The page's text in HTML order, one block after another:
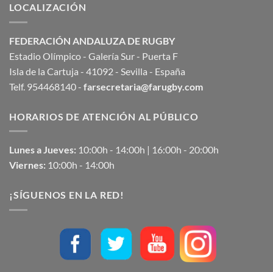
LOCALIZACIÓN
FEDERACIÓN ANDALUZA DE RUGBY
Estadio Olímpico - Galería Sur - Puerta F
Isla de la Cartuja - 41092 - Sevilla - España
Telf. 954468140 - farsecretaria@farugby.com
HORARIOS DE ATENCIÓN AL PÚBLICO
Lunes a Jueves: 10:00h - 14:00h | 16:00h - 20:00h
Viernes: 10:00h - 14:00h
¡SÍGUENOS EN LA RED!